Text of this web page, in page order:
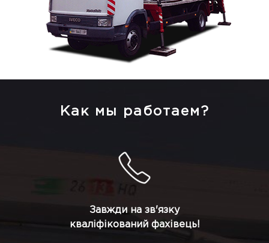
Как мы работаем?
Завжди на зв'язку
кваліфікований фахівець!